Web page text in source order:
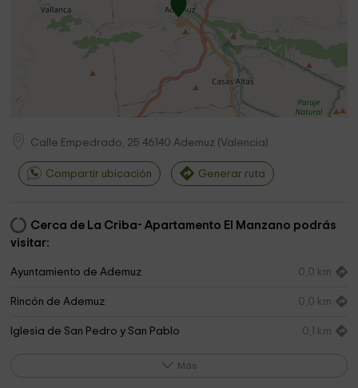
Calle Empedrado, 25 46140 Ademuz (Valencia)
Compartir ubicación Generar ruta
Cerca de La Criba- Apartamento El Manzano podrás
visitar:
Ayuntamiento de Ademuz 0,0 km
Rincón de Ademuz 0,0 km
Iglesia de San Pedro y San Pablo 0,1 km
Más